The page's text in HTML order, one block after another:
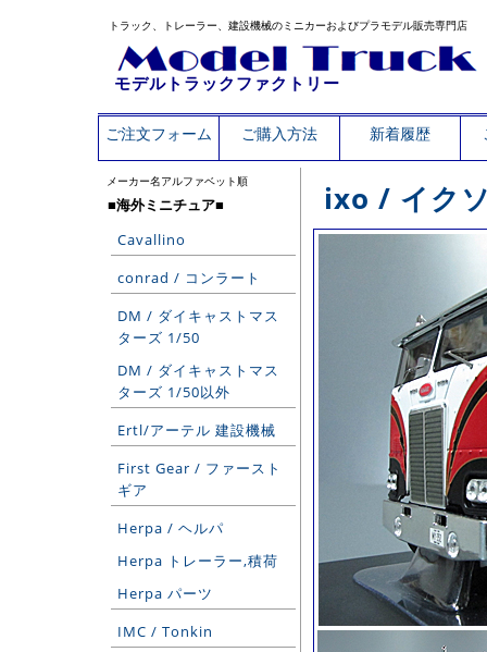
トラック、トレーラー、建設機械のミニカーおよびプラモデル販売専門店
モデルトラックファクトリー
ご注文フォーム ご購入方法 新着履歴
メーカー名アルファベット順
■海外ミニチュア■
Cavallino
conrad / コンラート
DM / ダイキャストマス
ターズ 1/50
DM / ダイキャストマス
ターズ 1/50以外
Ertl/アーテル 建設機械
First Gear / ファースト
ギア
Herpa / ヘルパ
Herpa トレーラー,積荷
Herpa パーツ
IMC / Tonkin
ixo / イク